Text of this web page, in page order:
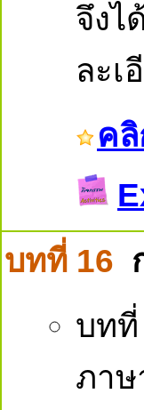
จึงไ
ละเ
ค
บทที่ 16
บทที่
ภาษ